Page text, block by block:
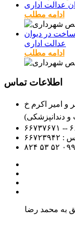
عدالت اداری
ادامه مطلب
در دیوان
عدالت اداری
ادامه مطلب
اطلاعات تماس
و امیر اکرم خ
: ۶۶۷۲۳۹۴۲
۵۲ ۵۳ ۸۲۴
به محمد رضا